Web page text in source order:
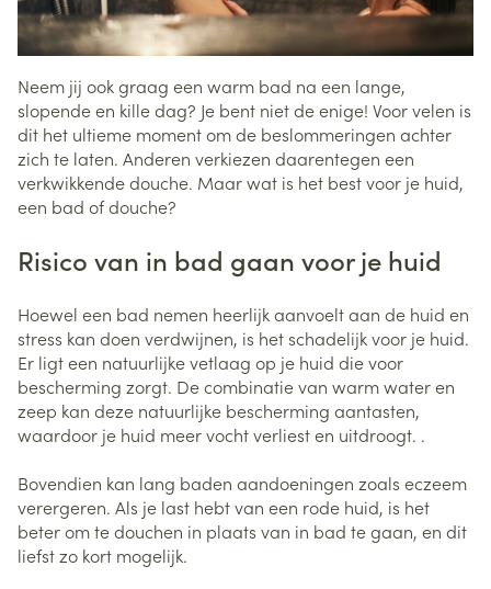
Neem jij ook graag een warm bad na een lange,
slopende en kille dag? Je bent niet de enige! Voor velen is
dit het ultieme moment om de beslommeringen achter
zich te laten. Anderen verkiezen daarentegen een
verkwikkende douche. Maar wat is het best voor je huid,
een bad of douche?
Risico van in bad gaan voor je huid
Hoewel een bad nemen heerlijk aanvoelt aan de huid en
stress kan doen verdwijnen, is het schadelijk voor je huid.
Er ligt een natuurlijke vetlaag op je huid die voor
bescherming zorgt. De combinatie van warm water en
zeep kan deze natuurlijke bescherming aantasten,
waardoor je huid meer vocht verliest en uitdroogt. .
Bovendien kan lang baden aandoeningen zoals eczeem
verergeren. Als je last hebt van een rode huid, is het
beter om te douchen in plaats van in bad te gaan, en dit
liefst zo kort mogelijk.